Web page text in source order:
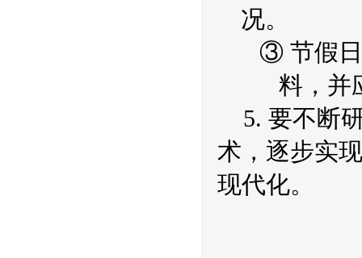
况。
③ 节假
料，并
5. 要不断
术，逐步实
现代化。